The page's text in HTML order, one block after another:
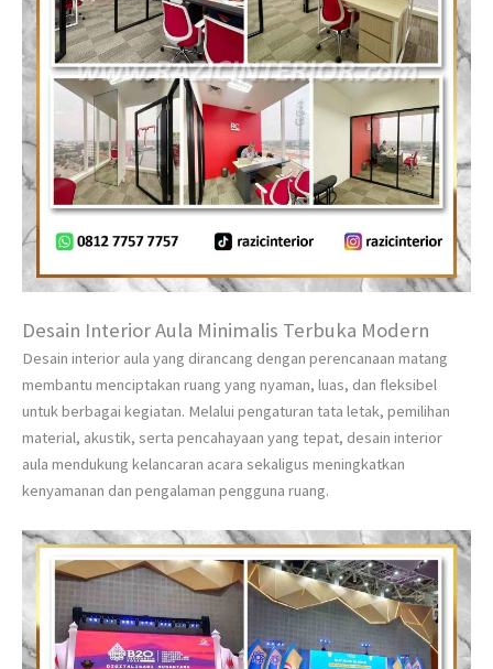
Desain Interior Aula Minimalis Terbuka Modern
Desain interior aula yang dirancang dengan perencanaan matang
membantu menciptakan ruang yang nyaman, luas, dan fleksibel
untuk berbagai kegiatan. Melalui pengaturan tata letak, pemilihan
material, akustik, serta pencahayaan yang tepat, desain interior
aula mendukung kelancaran acara sekaligus meningkatkan
kenyamanan dan pengalaman pengguna ruang.